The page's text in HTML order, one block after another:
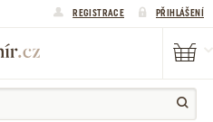
REGISTRACE PŘIHLÁŠENÍ